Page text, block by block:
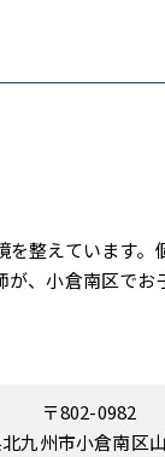
整えています
、小倉南区でお
〒802-0982
九州市小倉南区